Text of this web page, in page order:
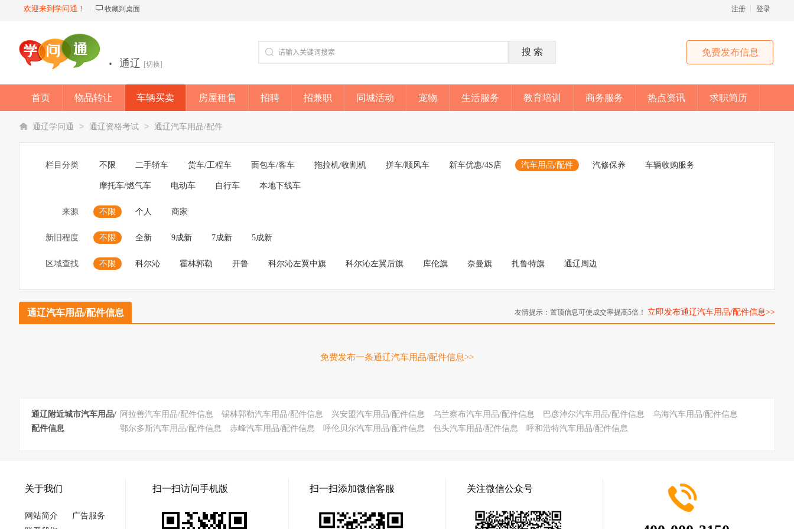
欢迎来到学问通！ 收藏到桌面 登录
注册
免费发布信息
· 通辽 [切换]
首页 物品转让 车辆买卖 房屋租售 招聘 招兼职 同城活动 宠物 生活服务 教育培训 商务服务 热点资讯 求职简历
店铺
通辽学问通 > 通辽资格考试 > 通辽汽车用品/配件
栏目分类 不限 二手轿车 货车/工程车 面包车/客车 拖拉机/收割机 拼车/顺风车 新车优惠/4S店 汽车用品/配件 汽修保养 车辆收购服务
摩托车/燃气车 电动车 自行车 本地下线车
来源 不限 个人 商家
新旧程度 不限 全新 9成新 7成新 5成新
区域查找 不限 科尔沁 霍林郭勒 开鲁 科尔沁左翼中旗 科尔沁左翼后旗 库伦旗 奈曼旗 扎鲁特旗 通辽周边
通辽汽车用品/配件信息 友情提示：置顶信息可使成交率提高5倍！ 立即发布通辽汽车用品/配件信息>>
免费发布一条通辽汽车用品/配件信息>>
通辽附近城市汽车用品/
配件信息
阿拉善汽车用品/配件信息 锡林郭勒汽车用品/配件信息 兴安盟汽车用品/配件信息 乌兰察布汽车用品/配件信息 巴彦淖尔汽车用品/配件信息
乌海汽车用品/配件信息
鄂尔多斯汽车用品/配件信息
赤峰汽车用品/配件信息 呼伦贝尔汽车用品/配件信息 包头汽车用品/配件信息 呼和浩特汽车用品/配件信息
关于我们
网站简介
广告服务
扫一扫访问手机版 扫一扫添加微信客服 关注微信公众号